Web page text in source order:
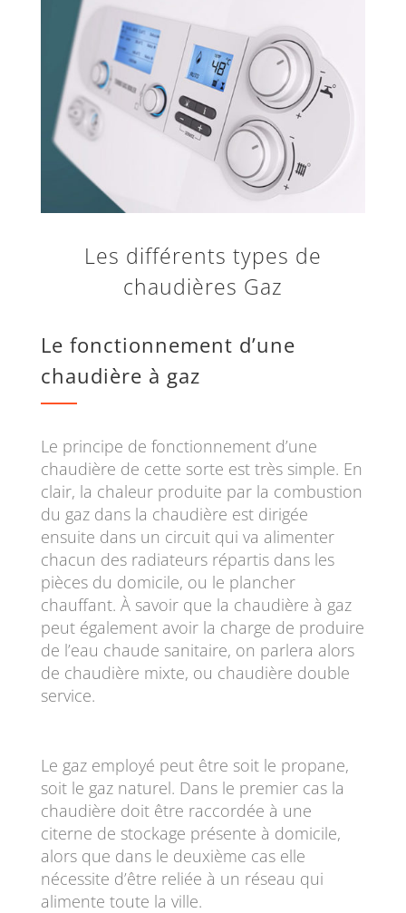
Les différents types de
chaudières Gaz
Le fonctionnement d’une
chaudière à gaz
Le principe de fonctionnement d’une
chaudière de cette sorte est très simple. En
clair, la chaleur produite par la combustion
du gaz dans la chaudière est dirigée
ensuite dans un circuit qui va alimenter
chacun des radiateurs répartis dans les
pièces du domicile, ou le plancher
chauffant. À savoir que la chaudière à gaz
peut également avoir la charge de produire
de l’eau chaude sanitaire, on parlera alors
de chaudière mixte, ou chaudière double
service.
Le gaz employé peut être soit le propane,
soit le gaz naturel. Dans le premier cas la
chaudière doit être raccordée à une
citerne de stockage présente à domicile,
alors que dans le deuxième cas elle
nécessite d’être reliée à un réseau qui
alimente toute la ville.